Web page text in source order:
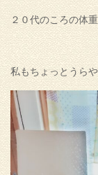
２０代のころの体
私もちょっとうら